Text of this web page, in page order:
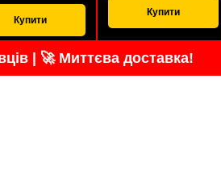
Купити
Купити
| 🚀 Миттєва доставка!